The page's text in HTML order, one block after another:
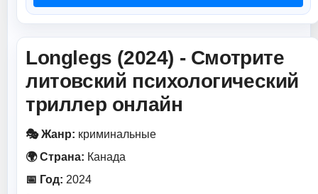
Longlegs (2024) - Смотрите
литовский психологический
триллер онлайн
🎭 Жанр: криминальные
🌍 Страна: Канада
📅 Год: 2024